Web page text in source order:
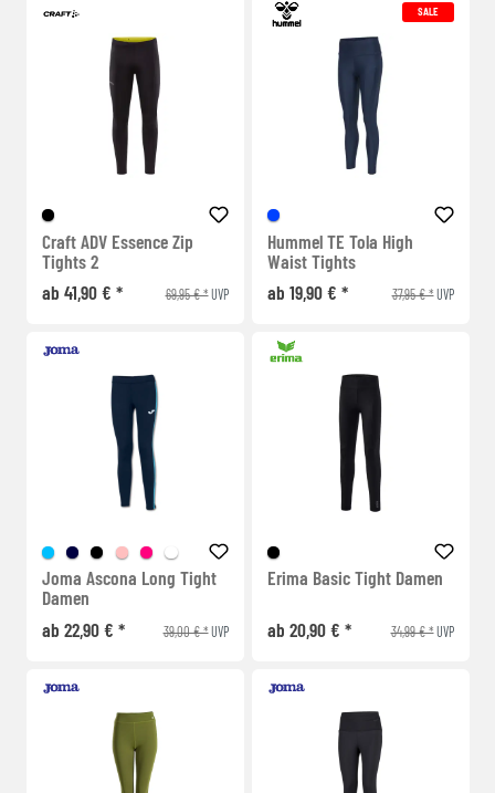
Craft ADV Essence Zip
Tights 2
ab 41,90 € *
69,95 € *UVP
SALE
Hummel TE Tola High
Waist Tights
ab 19,90 € *
37,95 € *UVP
Joma Ascona Long Tight
Damen
ab 22,90 € *
39,00 € *UVP
Erima Basic Tight Damen
ab 20,90 € * 34,99 € *UVP